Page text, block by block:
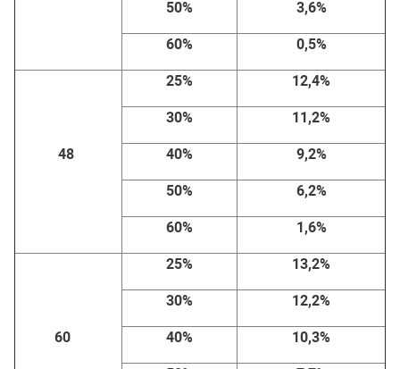
50% 3,6%
60% 0,5%
48
25% 12,4%
30% 11,2%
40% 9,2%
50% 6,2%
60% 1,6%
60
25% 13,2%
30% 12,2%
40% 10,3%